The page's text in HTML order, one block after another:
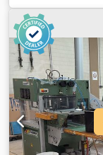
digitalização
de impressos
510mm,
mecânica 18-
livros,
comprimento
largura mínima
máxima da
da caderneta 4
com espada